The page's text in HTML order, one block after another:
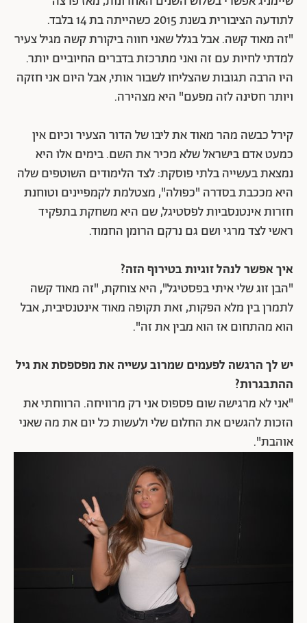
לתודעה הציבורית בשנת 2015 כשהייתה בת 14 בלבד.
"זה מאוד קשה. אבל בגלל שאני חווה ביקורת קשה מגיל צעיר
למדתי לחיות עם זה ואני מתרכזת בדברים החיוביים יותר.
היו הרבה תגובות שהצליחו לשבור אותי, אבל היום אני חזקה
ויותר חסינה לזה מפעם" היא מצהירה.
קירל כבשה מהר מאוד את ליבו של הדור הצעיר וכיום אין
כמעט אדם בישראל שלא מכיר את השם. בימים אלו היא
נמצאת בעשייה בלתי פוסקת: לצד הלימודים השוטפים שלה
היא מככבת בסדרה "כפולה", מצטלמת לקמפיינים וטוחנת
חזרות אינטנסביות לפסטיגל, שם היא משחקת בתפקיד
ראשי לצד מרגי ושם גם נרקם הרומן החמוד.
איך אפשר לנהל זוגיות בטירוף הזה?
"הבן זוג שלי איתי בפסטיגל", היא צוחקת, "זה מאוד קשה
לתמרן בין מלא הפקות, זאת תקופה מאוד אינטנסיבית, אבל
הוא מהתחום אז הוא מבין את זה".
יש לך הרגשה לפעמים שמרוב עשייה את מפספסת את גיל
ההתבגרות?
"אני לא מרגישה שום פספוס אני רק מרוויחה. הרווחתי את
הזכות להגשים את החלום שלי ולעשות כל יום את מה שאני
אוהבת".